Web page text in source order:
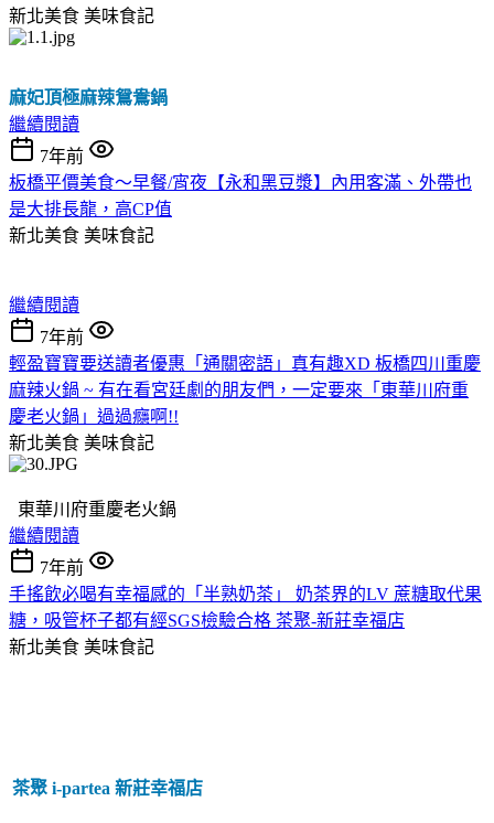
新北美食 美味食記
麻妃頂極麻辣鴛鴦鍋
繼續閱讀
7年前
板橋平價美食～早餐/宵夜【永和黑豆漿】內用客滿、外帶也
是大排長龍，高CP值
新北美食 美味食記
繼續閱讀
7年前
輕盈寶寶要送讀者優惠「通關密語」真有趣XD 板橋四川重慶
麻辣火鍋 ~ 有在看宮廷劇的朋友們，一定要來「東華川府重
慶老火鍋」過過癮啊!!
新北美食 美味食記
東華川府重慶老火鍋
繼續閱讀
7年前
手搖飲必喝有幸福感的「半熟奶茶」 奶茶界的LV 蔗糖取代果
糖，吸管杯子都有經SGS檢驗合格 茶聚-新莊幸福店
新北美食 美味食記
茶聚 i-partea 新莊幸福店